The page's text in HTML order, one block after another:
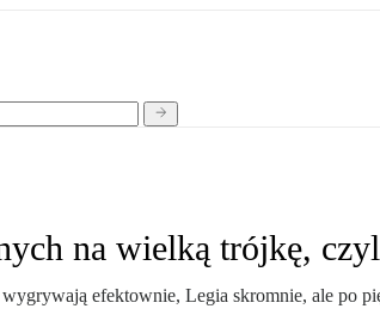
na wielką trójkę,
efektownie, Legia skromnie, ale po